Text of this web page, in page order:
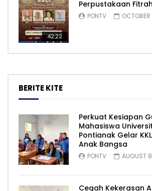
42:22
Perpustakaan
PONTV
BERITE KITE
Perkuat Kesiapan
Mahasiswa
Pontianak Gelar
Anak Bangsa
PONTV AUGUST
Cegah Kekerasan